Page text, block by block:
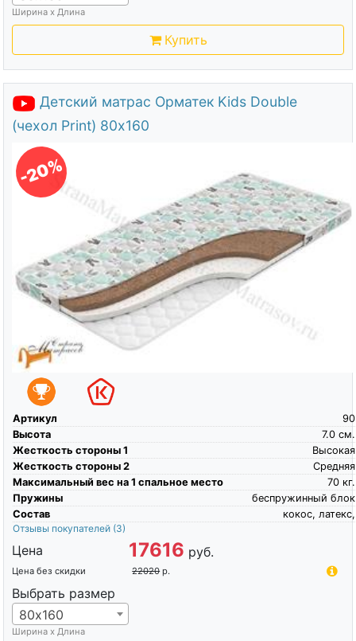
Ширина х Длина
Купить
Детский матрас Орматек Kids Double
(чехол Print) 80х160
-20%
Артикул
90
Высота
см.
7.0
Жесткость стороны 1
Высокая
Жесткость стороны 2
Средняя
Максимальный вес на 1 спальное место
кг.
70
Пружины
беспружинный блок
Состав
кокос, латекс,
Отзывы покупателей (3)
Цена 17616 руб.
Цена без скидки 22020 р.
Выбрать размер
80х160
Ширина х Длина